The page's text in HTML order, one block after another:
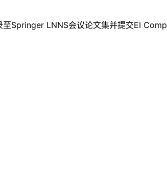
Springer LNNS会议论文集并提交EI